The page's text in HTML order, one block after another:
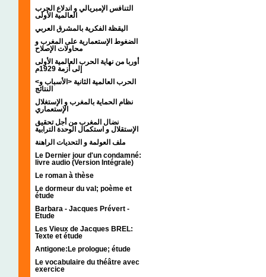
التنافس الإمبريالي و اندلاع الحرب
العالمية الأولى
اليقظة الفكرية بالمشرق العربي
الضغوط الإستعمارية على المغرب و
محاولات الإصلاح
أوربا من نهاية الحرب العالمية الأولى
إلى أزمة 1929م
<الحرب العالمية الثانية <الأسباب و
النتائج
نظام الحماية بالمغرب و الإستغلال
الإستعماري
نضال المغرب من أجل تحقيق
الإستقلال و استكمال الوحدة الترابية
ملف العولمة و التحديات الراهنة
Le Dernier jour d'un condamné:
livre audio (Version Intégrale)
Le roman à thèse
Le dormeur du val; poème et
étude
Barbara - Jacques Prévert -
Etude
Les Vieux de Jacques BREL:
Texte et étude
Antigone:Le prologue; étude
Le vocabulaire du théâtre avec
exercice